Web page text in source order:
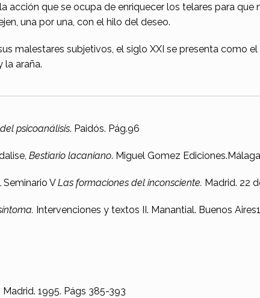
acción que se ocupa de enriquecer los telares para
una por una, con el hilo del deseo.
malestares subjetivos, el siglo XXI se presenta como
la araña.
psicoanálisis. Paidós. Pág.96
Bestiario lacaniano. Miguel Gomez
Seminario VLas formaciones del inconsciente. Madrid. 22
Intervenciones y textos II. Manantial. Buenos
Madrid. 1995. Págs 385-393